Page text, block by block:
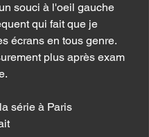
souci à l'oeil gauche
qui fait que je
écrans en tous genre.
plus après exam
série à Paris